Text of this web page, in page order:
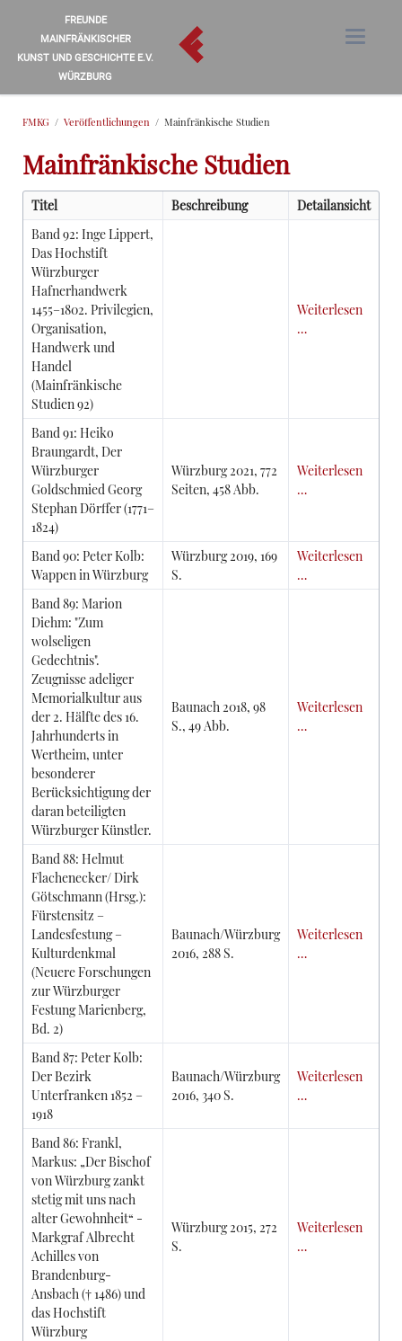
FREUNDE
MAINFRÄNKISCHER
KUNST UND GESCHICHTE E.V.
WÜRZBURG
FMKG Veröffentlichungen Mainfränkische Studien
Mainfränkische Studien
Titel Beschreibung
Detailansicht
Band 92: Inge Lippert,
Das Hochstift
Würzburger
Hafnerhandwerk
1455–1802. Privilegien,
Organisation,
Handwerk und
Handel
(Mainfränkische
Studien 92)
Weiterlesen
…
Band 91: Heiko
Braungardt, Der
Würzburger
Goldschmied Georg
Stephan Dörffer (1771–
1824)
Würzburg 2021, 772
Seiten, 458 Abb.
Weiterlesen
…
Band 90: Peter Kolb:
Wappen in Würzburg
Würzburg 2019, 169
S.
Weiterlesen
…
Band 89: Marion
Diehm: "Zum
wolseligen
Gedechtnis".
Zeugnisse adeliger
Memorialkultur aus
der 2. Hälfte des 16.
Jahrhunderts in
Wertheim, unter
besonderer
Berücksichtigung der
daran beteiligten
Würzburger Künstler.
Baunach 2018, 98
S., 49 Abb.
Weiterlesen
…
Band 88: Helmut
Flachenecker/ Dirk
Götschmann (Hrsg.):
Fürstensitz –
Landesfestung –
Kulturdenkmal
(Neuere Forschungen
zur Würzburger
Festung Marienberg,
Bd. 2)
Baunach/Würzburg
2016, 288 S.
Weiterlesen
…
Band 87: Peter Kolb:
Der Bezirk
Unterfranken 1852 –
1918
Baunach/Würzburg
2016, 340 S.
Weiterlesen
…
Band 86: Frankl,
Markus: „Der Bischof
von Würzburg zankt
stetig mit uns nach
alter Gewohnheit“ -
Markgraf Albrecht
Achilles von
Brandenburg-
Ansbach († 1486) und
das Hochstift
Würzburg
Würzburg 2015, 272
S.
Weiterlesen
…